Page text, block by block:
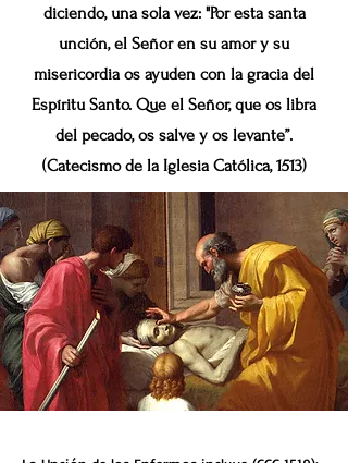
diciendo, una sola vez: "Por esta santa
unción, el Señor en su amor y su
misericordia os ayuden con la gracia del
Espíritu Santo. Que el Señor, que os libra
del pecado, os salve y os levante”.
(Catecismo de la Iglesia Católica, 1513)